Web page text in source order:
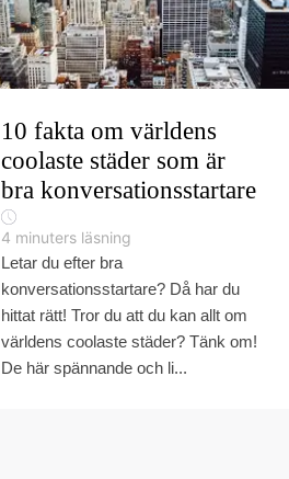
10 fakta om världens
coolaste städer som är
bra konversationsstartare
4 minuters läsning
Letar du efter bra
konversationsstartare? Då har du
hittat rätt! Tror du att du kan allt om
världens coolaste städer? Tänk om!
De här spännande och li...